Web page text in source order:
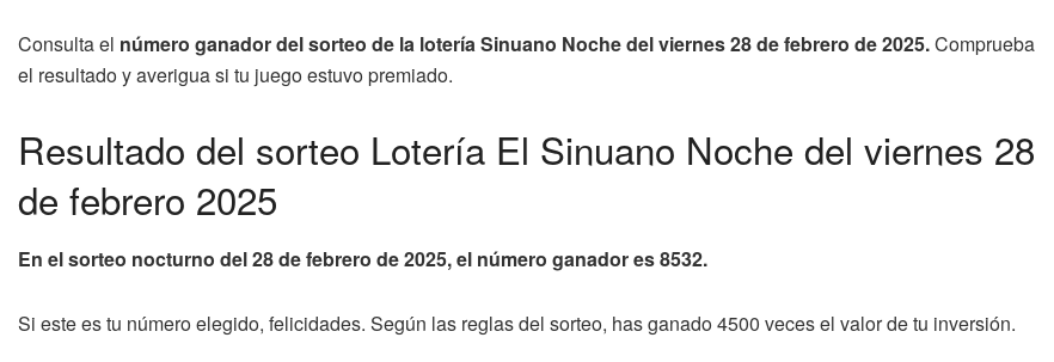
Consulta el número ganador del sorteo de la lotería Sinuano Noche del viernes 28 de febrero de 2025.Comprueba
el resultado y averigua si tu juego estuvo premiado.
Resultado del sorteo Lotería El Sinuano Noche del viernes 28
de febrero 2025
En el sorteo nocturno del 28 de febrero de 2025, el número ganador es 8532.
Si este es tu número elegido, felicidades. Según las reglas del sorteo, has ganado 4500 veces el valor de tu inversión.